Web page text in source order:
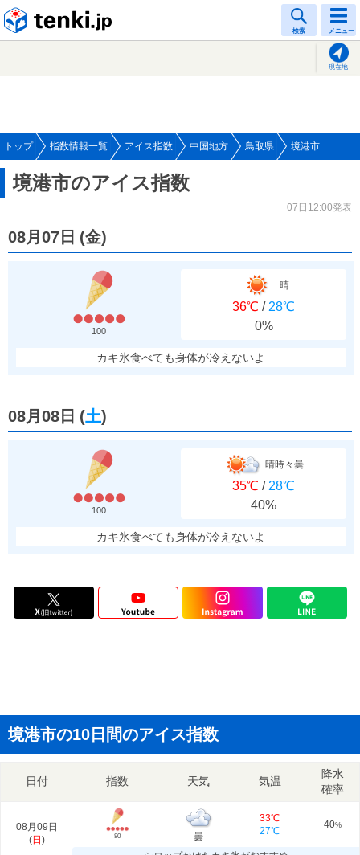
検索 メニュー
現在地
トップ 指数情報一覧 アイス指数 中国地方 鳥取県 境港市
境港市のアイス指数
07日12:00発表
08月07日 (金)
100
晴
36℃ / 28℃
0%
カキ氷食べても身体が冷えないよ
08月08日 (土)
100
晴時々曇
35℃ / 28℃
40%
カキ氷食べても身体が冷えないよ
境港市の10日間のアイス指数
日付 指数 天気 気温
降水
確率
08月09日
(日 ) 80 曇
33℃
27℃
40%